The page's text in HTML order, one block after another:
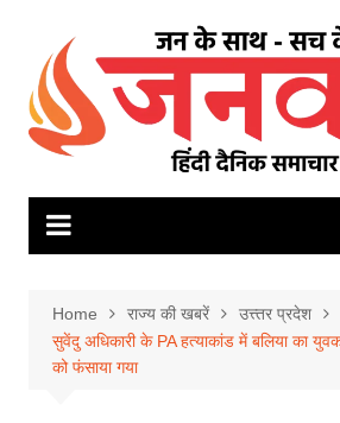
content
Home राज्य की खबरें उत्त्तर प्रदेश
सुवेंदु अधिकारी के PA हत्याकांड में बलिया का युवक
को फंसाया गया